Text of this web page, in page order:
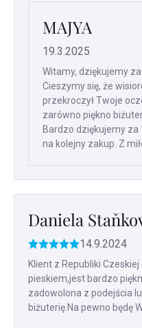
MAJYA
19.3.2025
Witamy, dziękujemy
Cieszymy się, że
przekroczył Twoje
zarówno piękno
Bardzo dziękujemy
na kolejny zakup. Z
Daniela
Ocena
produktu
to
5
na
5
14.9.2024
Klient z Republiki
pieskiem,jest bardzo
zadowolona z podejścia
biżuterię.Na pewno będę